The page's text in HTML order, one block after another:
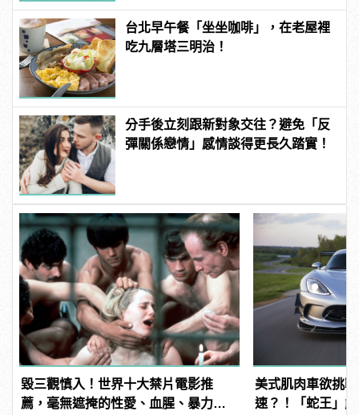
台北早午餐「坐坐咖啡」，在老屋裡
吃九層塔三明治！
分手後立刻跟新對象交往？避免「反
彈關係戀情」感情談得更長久踏實！
毀三觀慎入！世界十大禁片電影推
薦，毫無遮掩的性愛、血腥、暴力、
美式肌肉車欲挑
速？！「蛇王」